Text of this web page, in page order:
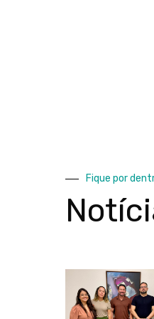
Fique por